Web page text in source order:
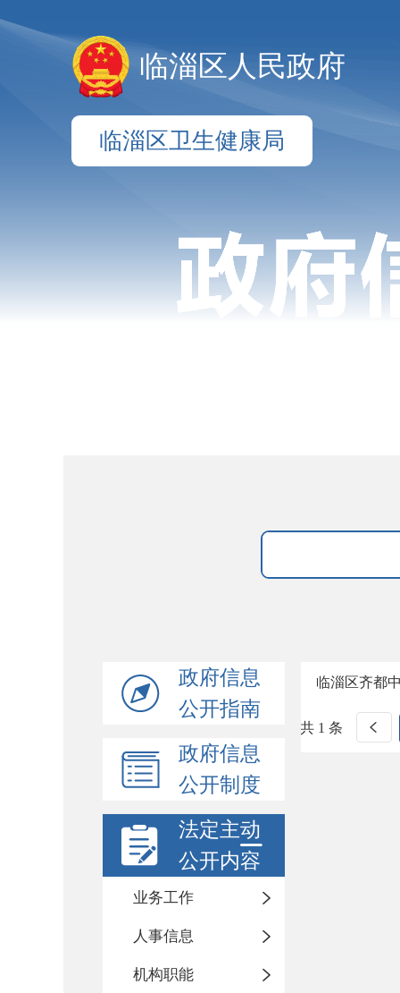
临淄区人民政府
临淄区卫生健康局
政府信息
公开指南
政府信息
公开制度
法定主动
公开内容
业务工作
人事信息
机构职能
临淄区齐都
共 1 条